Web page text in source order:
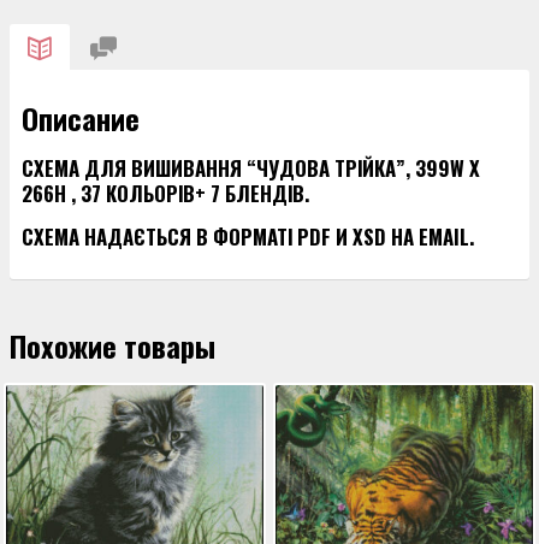
Описание
СХЕМА ДЛЯ ВИШИВАННЯ “ЧУДОВА ТРІЙКА”, 399W X
266H , 37 КОЛЬОРІВ+ 7 БЛЕНДІВ.
СХЕМА НАДАЄТЬСЯ В ФОРМАТІ PDF И XSD НА EMAIL.
Похожие товары